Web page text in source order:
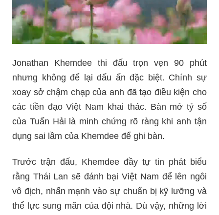
Jonathan Khemdee thi đấu trọn vẹn 90 phút
nhưng không để lại dấu ấn đặc biệt. Chính sự
xoay sở chậm chạp của anh đã tạo điều kiện cho
các tiền đạo Việt Nam khai thác. Bàn mở tỷ số
của Tuấn Hải là minh chứng rõ ràng khi anh tận
dụng sai lầm của Khemdee để ghi bàn.
Trước trận đấu, Khemdee đầy tự tin phát biểu
rằng Thái Lan sẽ đánh bại Việt Nam để lên ngôi
vô địch, nhấn mạnh vào sự chuẩn bị kỹ lưỡng và
thể lực sung mãn của đội nhà. Dù vậy, những lời